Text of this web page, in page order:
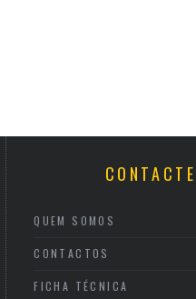
QUEM SOMOS
CONTACTOS
FICHA TÉCNICA